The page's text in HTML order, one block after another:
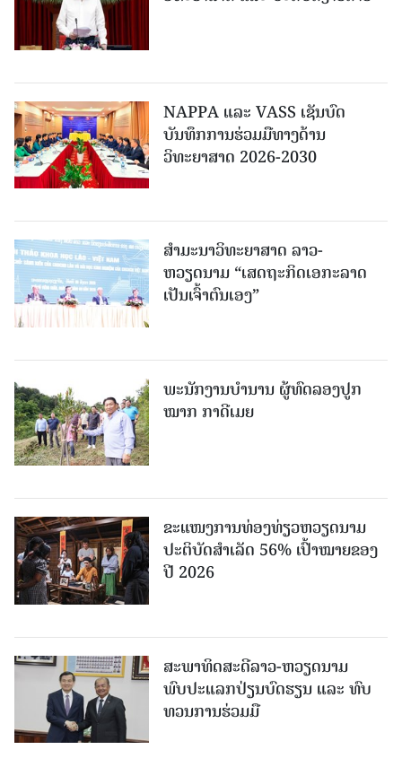
NAPPA ແລະ VASS ເຊັນບົດ
ບັນທຶກການຮ່ວມມືທາງດ້ານ
ວິທະຍາສາດ 2026-2030
ສຳມະນາວິທະຍາສາດ ລາວ-
ຫວຽດນາມ “ເສດຖະກິດເອກະລາດ
ເປັນເຈົ້າຕົນເອງ”
ພະ​ນັກ​ງານ​ບຳ​ນານ ​ຜູ້​ທົດລອງປູກ
ໝາກ ກາດີເມຍ
ຂະ​ແໜງ​ການ​ທ່ອງ​ທ່ຽວຫວຽດນາມ ​
ປະ​ຕິ​ບັດ​ສຳ​ເລັດ 56% ເປົ້າ​ໝາຍຂອງ
ປີ 2026
ສະພາທິດສະດີລາວ-ຫວຽດນາມ
ພົບປະແລກປ່ຽນບົດຮຽນ ແລະ ທົບ
ທວນການຮ່ວມມື